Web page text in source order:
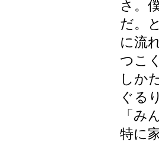
さ。
だ。
に流
つこ
しか
ぐる
「み
特に